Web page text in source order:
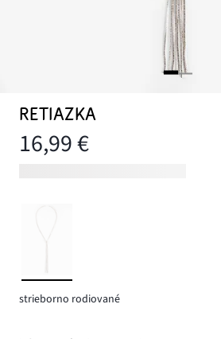
RETIAZKA
16,99 €
strieborno rodiované